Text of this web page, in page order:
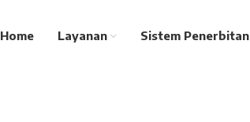
Home Layanan Sistem Penerbitan